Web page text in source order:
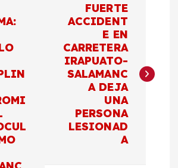
FUERTE
ACCIDENT
E EN
CARRETERA
IRAPUATO-
SALAMANC
A DEJA
UNA
PERSONA
LESIONAD
A